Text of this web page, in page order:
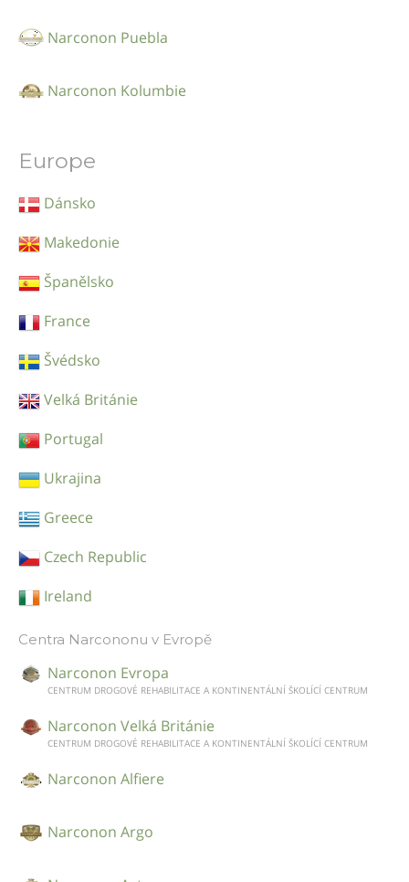
Narconon Puebla
Narconon Kolumbie
Europe
Dánsko
Makedonie
Španělsko
France
Švédsko
Velká Británie
Portugal
Ukrajina
Greece
Czech Republic
Ireland
Centra Narcononu v Evropě
Narconon Evropa
CENTRUM DROGOVÉ REHABILITACE A KONTINENTÁLNÍ ŠKOLÍCÍ CENTRUM
Narconon Velká Británie
CENTRUM DROGOVÉ REHABILITACE A KONTINENTÁLNÍ ŠKOLÍCÍ CENTRUM
Narconon Alfiere
Narconon Argo